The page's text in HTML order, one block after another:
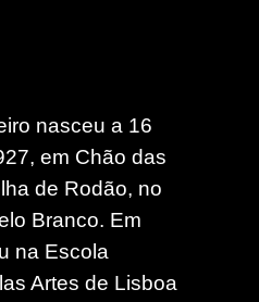
nasceu a 16
em Chão das
de Rodão, no
Branco. Em
na Escola
Artes de Lisboa